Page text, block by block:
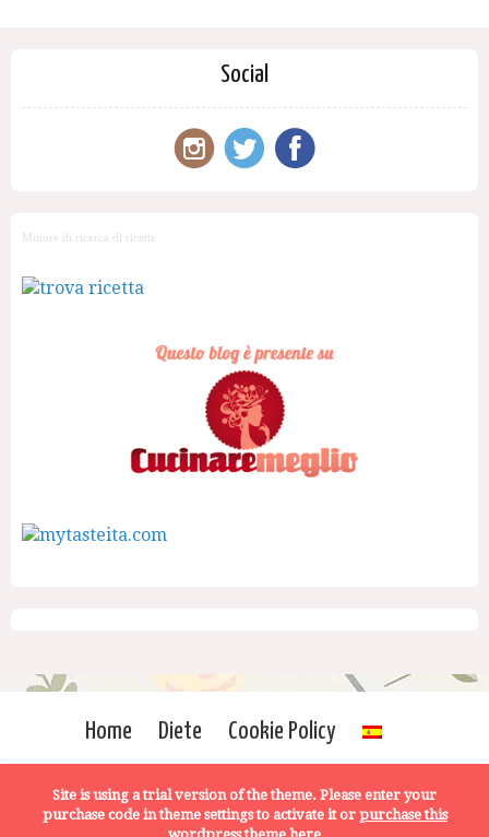
Social
Motore di ricerca di ricette
Home Diete Cookie Policy
Site is using a trial version of the theme. Please enter your
purchase code in theme settings to activate it or purchase this